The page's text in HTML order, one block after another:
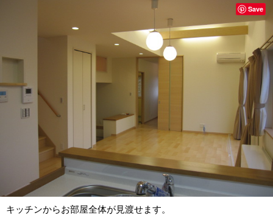
キッチンからお部屋全体が見渡せます。
Save